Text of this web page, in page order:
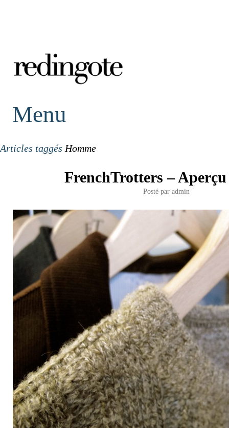
redingote.
Menu
Articles taggés Homme
FrenchTrotters –
Posté par admin